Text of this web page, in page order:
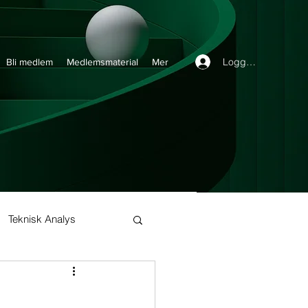
Teknisk Analys
Buy and Hold
Bli medlem Medlemsmaterial Mer Logga in